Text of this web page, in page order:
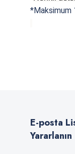
*Maksimum
Ürün
Ürün fiyatı
E-posta
Yararlanın